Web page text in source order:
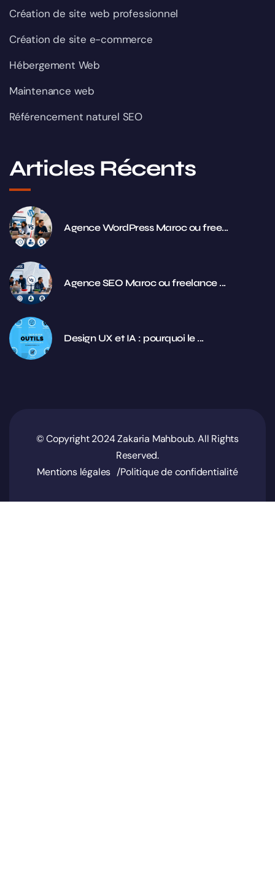
Création de site web professionnel
Création de site e-commerce
Hébergement Web
Maintenance web
Référencement naturel SEO
Articles Récents
Agence WordPress Maroc ou free...
Agence SEO Maroc ou freelance ...
Design UX et IA : pourquoi le ...
© Copyright 2024 Zakaria Mahboub. All Rights
Reserved.
Mentions légales
Politique de confidentialité